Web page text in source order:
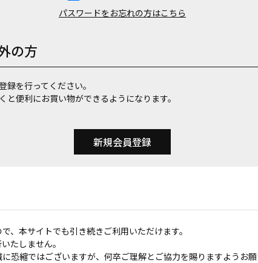
パスワードをお忘れの方はこちら
の方
を行ってください。
便利にお買い物ができるようになります。
、本サイトでも引き続きご利用いただけます。
たしません。
恐縮ではございますが、何卒ご理解とご協力を賜りますようお